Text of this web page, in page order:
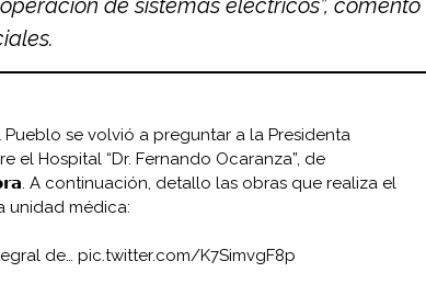
Pueblo se volvió a preguntar a la Presidenta
el Hospital “Dr. Fernando Ocaranza”, de
A continuación, detallo las obras que realiza el
unidad médica:
de… pic.twitter.com/K7SimvgF8p